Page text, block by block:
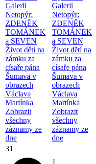
Galerii
Netopýr:
ZDENĚK
TOMÁNEK
a SEVEN
Život dětí na
zámku za
císaře pána
Šumava v
obrazech
Václava
Martínka
Zobrazit
všechny
záznamy ze
dne
Galerii
Netopýr:
ZDENĚK
TOMÁNEK
a SEVEN
Život dětí na
zámku za
císaře pána
Šumava v
obrazech
Václava
Martínka
Zobrazit
všechny
záznamy ze
dne
31
1